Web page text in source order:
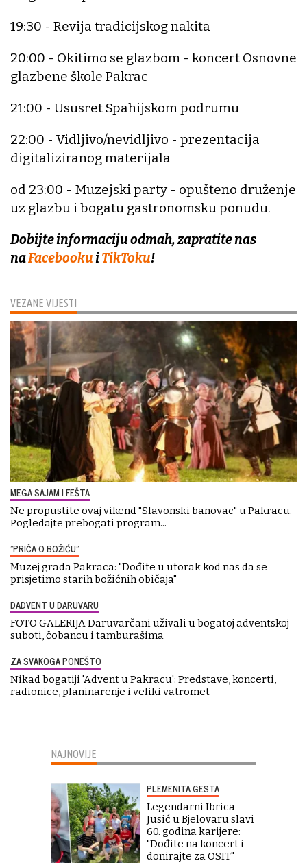
VEZANE VIJESTI
MEGA SAJAM I FEŠTA
Ne propustite ovaj vikend "Slavonski banovac" u Pakracu.
Pogledajte prebogati program...
"PRIČA O BOŽIĆU"
Muzej grada Pakraca: "Dođite u utorak kod nas da se
prisjetimo starih božićnih običaja"
DADVENT U DARUVARU
FOTO GALERIJA Daruvarčani uživali u bogatoj adventskoj
suboti, čobancu i tamburašima
ZA SVAKOGA PONEŠTO
Nikad bogatiji 'Advent u Pakracu': Predstave, koncerti,
radionice, planinarenje i veliki vatromet
19:30 - Revija tradicijskog nakita
20:00 - Okitimo se glazbom - koncert Osnovne
glazbene škole Pakrac
21:00 - Ususret Spahijskom podrumu
22:00 - Vidljivo/nevidljivo - prezentacija
digitaliziranog materijala
od 23:00 - Muzejski party - opušteno druženje
uz glazbu i bogatu gastronomsku ponudu.
Dobijte informaciju odmah, zapratite nas
naFacebookuiTikToku!
NAJNOVIJE
PLEMENITA GESTA
Legendarni Ibrica
Jusić u Bjelovaru slavi
60. godina karijere:
"Dođite na koncert i
donirajte za OSIT"